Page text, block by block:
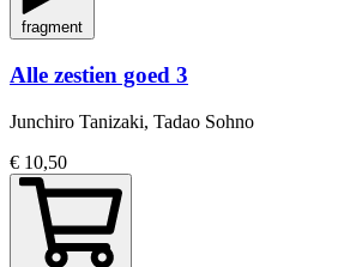
fragment
Alle zestien goed 3
Junchiro Tanizaki, Tadao Sohno
€ 10,50